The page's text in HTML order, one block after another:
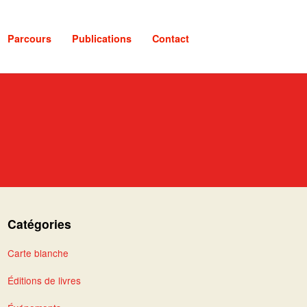
Parcours Publications Contact
Catégories
Carte blanche
Éditions de livres